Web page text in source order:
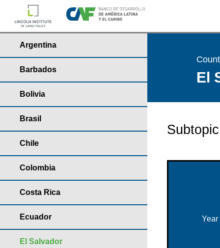
Argentina
Barbados
Bolivia
Brasil
Chile
Colombia
Costa Rica
Ecuador
El Salvador
El
Year